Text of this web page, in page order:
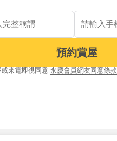
預約賞屋
來電即視同意 永慶會員網友同意條款